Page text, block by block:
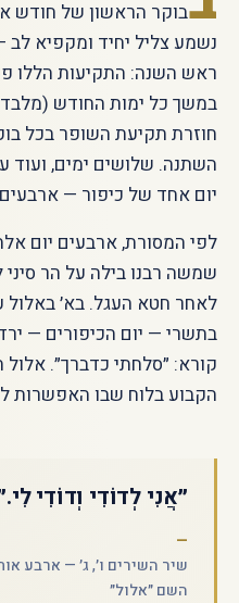
בוקר הראשון של חודש
נשמע צליל יחיד ומקפיא
ראש השנה: התקיעות הללו
במשך כל ימות החודש
חוזרת תקיעת השופר בכל
השתנה. שלושים ימים, ועוד
יום אחד של כיפור —
לפי המסורת, ארבעים יום
שמשה רבנו בילה על הר
לאחר חטא העגל. בא׳
בתשרי — יום הכיפורים —
קורא: ״סלחתי כדברך״.
הקבוע בלוח שבו האפשרות
״אֲנִי לְדוֹדִי וְדוֹדִי
שיר השירים ו׳, ג׳ — ארבע
השם ״אלול״